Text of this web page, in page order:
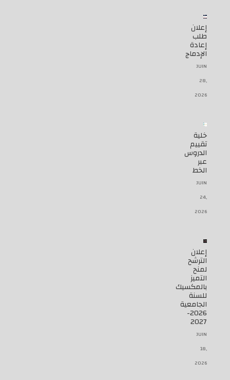
إعلان
طلب
إعادة
الإدماج
JUIN
28,
2026
خلية
تقييم
الدروس
عبر
الخط
JUIN
24,
2026
إعلان
الترشح
لمنح
التميز
بالمكسيك
للسنة
الجامعية
2026-
2027
JUIN
18,
2026